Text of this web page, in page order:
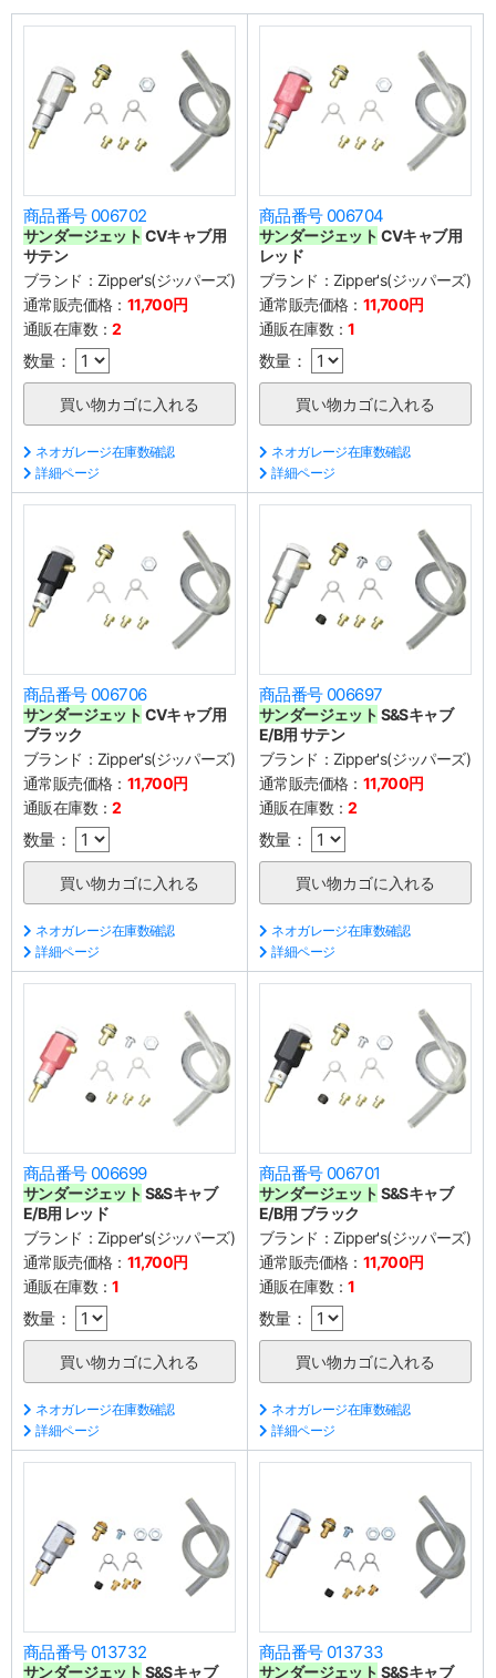
商品番号 006702
サンダージェット CVキャブ用
サテン
ブランド： Zipper's(ジッパーズ)
通常販売価格： 11,700円
通販在庫数：2
数量：
ネオガレージ在庫数確認
詳細ページ
商品番号 006704
サンダージェット CVキャブ用
レッド
ブランド： Zipper's(ジッパーズ)
通常販売価格： 11,700円
通販在庫数：1
数量：
ネオガレージ在庫数確認
詳細ページ
商品番号 006706
サンダージェット CVキャブ用
ブラック
ブランド： Zipper's(ジッパーズ)
通常販売価格： 11,700円
通販在庫数：2
数量：
ネオガレージ在庫数確認
詳細ページ
商品番号 006697
サンダージェット S&Sキャブ
E/B用 サテン
ブランド： Zipper's(ジッパーズ)
通常販売価格： 11,700円
通販在庫数：2
数量：
ネオガレージ在庫数確認
詳細ページ
商品番号 006699
サンダージェット S&Sキャブ
E/B用 レッド
ブランド： Zipper's(ジッパーズ)
通常販売価格： 11,700円
通販在庫数：1
数量：
ネオガレージ在庫数確認
詳細ページ
商品番号 006701
サンダージェット S&Sキャブ
E/B用 ブラック
ブランド： Zipper's(ジッパーズ)
通常販売価格： 11,700円
通販在庫数：1
数量：
ネオガレージ在庫数確認
詳細ページ
商品番号 013732
サンダージェット S&Sキャブ
商品番号 013733
サンダージェット S&Sキャブ